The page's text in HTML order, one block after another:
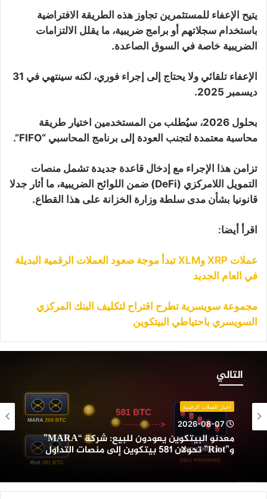
يتيح الإعفاء للمستثمرين تجاوز هذه الطريقة الافتراضية
باستخدام سجلاتهم أو برامج ضريبية، ما يقلل الالتزامات
الضريبية خاصة في السوق الصاعدة.
الإعفاء تلقائي ولا يحتاج إلى إجراء فوري، لكنه سينتهي في 31
ديسمبر 2025.
بحلول 2026، سيُطلب من المستخدمين اختيار طريقة
محاسبة معتمدة لتجنب العودة إلى برنامج المحاسبي “FIFO”.
تزامن هذا الإجراء مع إدخال قاعدة جديدة تشمل منصات
التمويل اللامركزي (DeFi) ضمن اللوائح الضريبية، ما أثار جدلا
قانونيا بشأن مدى سلطة وزارة الخزانة على هذا القطاع.
اقرأ أيضا:
عملات XRP وXLM تبدأ موجة صعود العملات الرقمية البديلة
في العام الجديد
مجموعة سويسرية تطرح اقتراح لتكليف البنك المركزي
السويسري باحتياطي البيتكوين
التاليالبيتكوين
شركة
إلى
منصات
أخبار العملات الرقمية
2026-08-07
معدنو البيتكوين يعودون للبيع: شركة “MARA”
و”Riot” تحولان 581 بيتكوين إلى منصات التداول